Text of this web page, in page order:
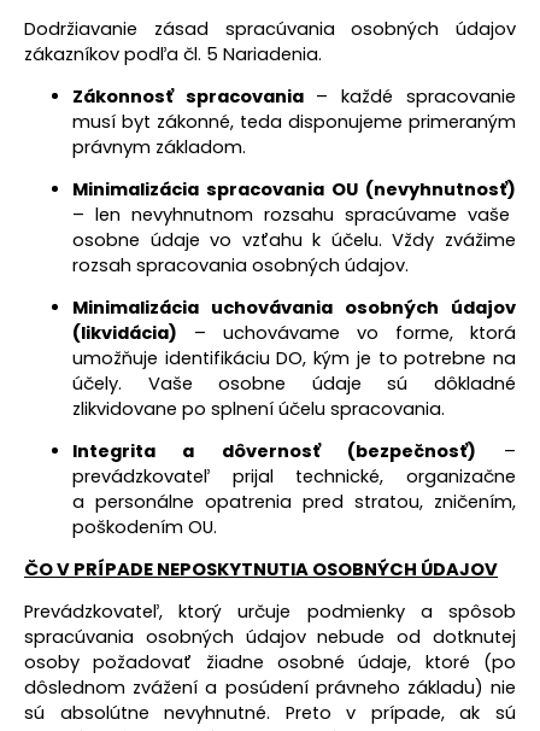
Dodržiavanie zásad spracúvania osobných údajov
zákazníkov podľa čl. 5 Nariadenia.
Zákonnosť spracovania – každé spracovanie
musí byt zákonné, teda disponujeme primeraným
právnym základom.
Minimalizácia spracovania OU (nevyhnutnosť)
– len nevyhnutnom rozsahu spracúvame vaše
osobne údaje vo vzťahu k účelu. Vždy zvážime
rozsah spracovania osobných údajov.
Minimalizácia uchovávania osobných údajov
(likvidácia) – uchovávame vo forme, ktorá
umožňuje identifikáciu DO, kým je to potrebne na
účely. Vaše osobne údaje sú dôkladné
zlikvidovane po splnení účelu spracovania.
Integrita a dôvernosť (bezpečnosť) –
prevádzkovateľ prijal technické, organizačne
a personálne opatrenia pred stratou, zničením,
poškodením OU.
ČO V PRÍPADE NEPOSKYTNUTIA OSOBNÝCH ÚDAJOV
Prevádzkovateľ, ktorý určuje podmienky a spôsob
spracúvania osobných údajov nebude od dotknutej
osoby požadovať žiadne osobné údaje, ktoré (po
dôslednom zvážení a posúdení právneho základu) nie
sú absolútne nevyhnutné. Preto v prípade, ak sú